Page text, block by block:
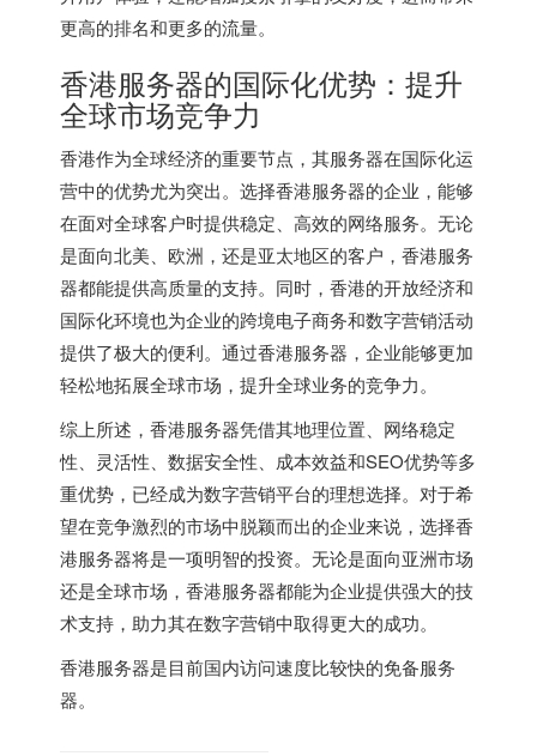
更高的排名和更多的流量。
香港服务器的国际化优势：提升
全球市场竞争力
香港作为全球经济的重要节点，其服务器在国际化运
营中的优势尤为突出。选择香港服务器的企业，能够
在面对全球客户时提供稳定、高效的网络服务。无论
是面向北美、欧洲，还是亚太地区的客户，香港服务
器都能提供高质量的支持。同时，香港的开放经济和
国际化环境也为企业的跨境电子商务和数字营销活动
提供了极大的便利。通过香港服务器，企业能够更加
轻松地拓展全球市场，提升全球业务的竞争力。
综上所述，香港服务器凭借其地理位置、网络稳定
性、灵活性、数据安全性、成本效益和SEO优势等多
重优势，已经成为数字营销平台的理想选择。对于希
望在竞争激烈的市场中脱颖而出的企业来说，选择香
港服务器将是一项明智的投资。无论是面向亚洲市场
还是全球市场，香港服务器都能为企业提供强大的技
术支持，助力其在数字营销中取得更大的成功。
香港服务器是目前国内访问速度比较快的免备服务
器。